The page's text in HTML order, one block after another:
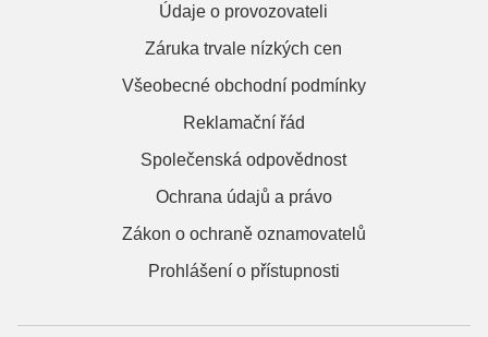
Údaje o provozovateli
Záruka trvale nízkých cen
Všeobecné obchodní podmínky
Reklamační řád
Společenská odpovědnost
Ochrana údajů a právo
Zákon o ochraně oznamovatelů
Prohlášení o přístupnosti